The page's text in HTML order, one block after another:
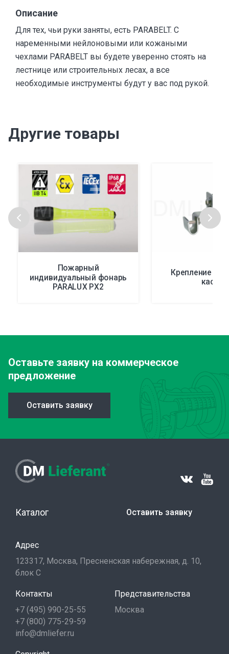
Описание
Для тех, чьи руки заняты, есть PARABELT. С
наременными нейлоновыми или кожаными
чехлами PARABELT вы будете уверенно стоять на
лестнице или строительных лесах, а все
необходимые инструменты будут у вас под рукой.
Другие товары
Пожарный
индивидуальный фонарь
PARALUX PX2
Крепление
каску
Оставьте заявку на коммерческое
предложение
Оставить заявку
Каталог Оставить заявку
Адрес
123317, Москва, Пресненская набережная, д. 10,
блок С
Контакты
+7 (495) 990-25-55
+7 (800) 775-29-59
info@dmliefer.ru
Представительства
Москва